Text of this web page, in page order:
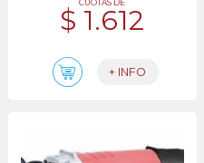
$ 1.612
+ INFO